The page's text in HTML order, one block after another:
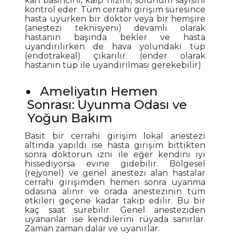
kontrol eder. Tüm cerrahi girişim süresince
hasta uyurken bir doktor veya bir hemşire
(anestezi teknisyeni) devamlı olarak
hastanın başında bekler ve hasta
uyandırılırken de hava yolundaki tüp
(endotrakeal) çıkarılır. (ender olarak
hastanın tüp ile uyandırılması gerekebilir)
Ameliyatın Hemen
Sonrası: Uyunma Odası ve
Yoğun Bakım
Basit bir cerrahi girişim lokal anestezi
altında yapıldı ise hasta girişim bittikten
sonra doktorun izni ile eğer kendini iyi
hissediyorsa evine gidebilir. Bölgesel
(rejyonel) ve genel anestezi alan hastalar
cerrahi girişimden hemen sonra uyanma
odasına alınır ve orada anestezinin tüm
etkileri geçene kadar takip edilir. Bu bir
kaç saat sürebilir. Genel anesteziden
uyananlar ise kendilerini rüyada sanırlar.
Zaman zaman dalar ve uyanırlar.